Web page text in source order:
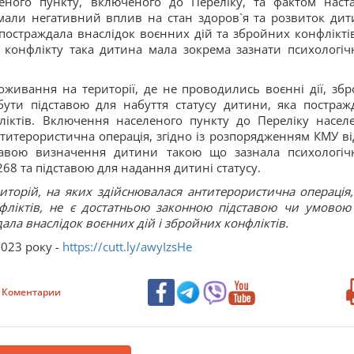
негативний вплив на стан здоров`я та розвиток
внаслідок воєнних дій та збройних
така дитина мала зокрема зазнати
на території, де не проводились воєнні дії,
підставою для набуття статусу дитини, яка
Включення населеного пункту до Переліку
операція, згідно із розпорядженням КМУ
визначення дитини такою що зазнала
та підставою для надання дитині статусу.
на яких здійснювалася антитерористична
не є достатньою законною підставою чи
внаслідок воєнних дій і збройних конфліктів.
року - https://cutt.ly/awyIzsHe
Коментарии